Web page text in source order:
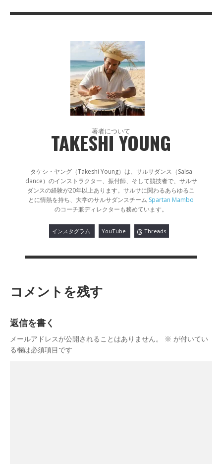
著者について
TAKESHI YOUNG
タケシ・ヤング（Takeshi Young）は、サルサダンス（Salsa
dance）のインストラクター、振付師、そして競技者で、サルサ
ダンスの経験が20年以上あります。サルサに関わるあらゆるこ
とに情熱を持ち、大学のサルサダンスチーム Spartan Mambo
のコーチ兼ディレクターも務めています。
インスタグラム YouTube Threads
コメントを残す
返信を書く
メールアドレスが公開されることはありません。 ※ が付いてい
る欄は必須項目です